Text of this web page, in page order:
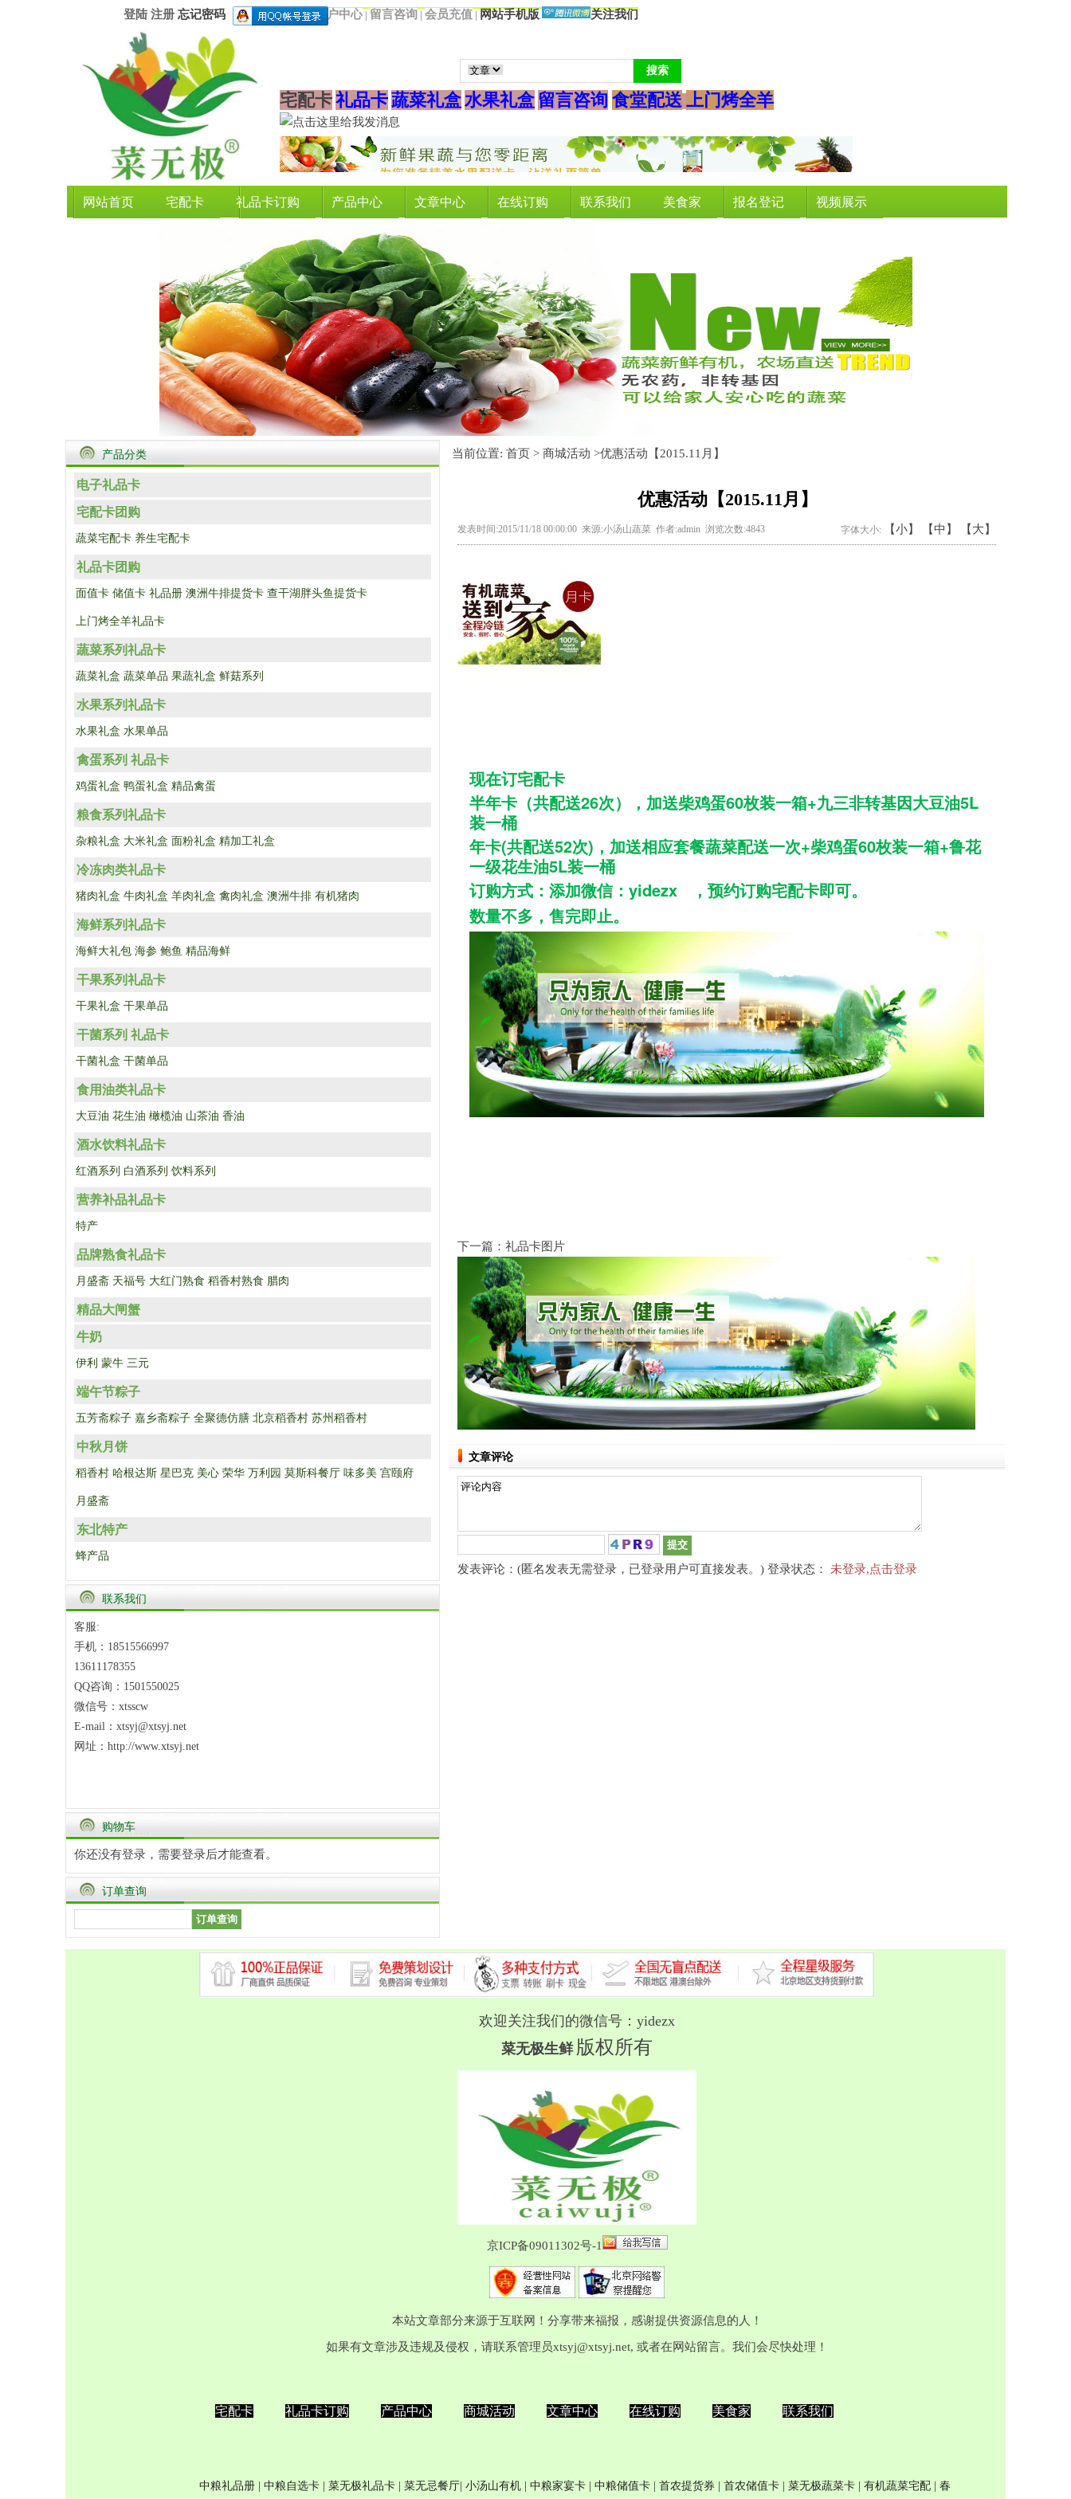
网站首页 宅配卡 礼品卡订购 产品中心 文章中心 在线订购 联系我们 美食家 报名登记 视频展示
登陆 注册 忘记密码 用户中心 | 留言咨询 | 会员充值 | 网站手机版 关注我们
宅配卡礼品卡蔬菜礼盒水果礼盒 留言咨询 食堂配送 上门烤全羊
产品分类
电子礼品卡
宅配卡团购
蔬菜宅配卡 养生宅配卡
礼品卡团购
面值卡 储值卡 礼品册 澳洲牛排提货卡 查干湖胖头鱼提货卡
上门烤全羊礼品卡
蔬菜系列礼品卡
蔬菜礼盒 蔬菜单品 果蔬礼盒 鲜菇系列
水果系列礼品卡
水果礼盒 水果单品
禽蛋系列 礼品卡
鸡蛋礼盒 鸭蛋礼盒 精品禽蛋
粮食系列礼品卡
杂粮礼盒 大米礼盒 面粉礼盒 精加工礼盒
冷冻肉类礼品卡
猪肉礼盒 牛肉礼盒 羊肉礼盒 禽肉礼盒 澳洲牛排 有机猪肉
海鲜系列礼品卡
海鲜大礼包 海参 鲍鱼 精品海鲜
干果系列礼品卡
干果礼盒 干果单品
干菌系列 礼品卡
干菌礼盒 干菌单品
食用油类礼品卡
大豆油 花生油 橄榄油 山茶油 香油
酒水饮料礼品卡
红酒系列 白酒系列 饮料系列
营养补品礼品卡
特产
品牌熟食礼品卡
月盛斋 天福号 大红门熟食 稻香村熟食 腊肉
精品大闸蟹
牛奶
伊利 蒙牛 三元
端午节粽子
五芳斋粽子 嘉乡斋粽子 全聚德仿膳 北京稻香村 苏州稻香村
中秋月饼
稻香村 哈根达斯 星巴克 美心 荣华 万利园 莫斯科餐厅 味多美 宫颐府
月盛斋
东北特产
蜂产品
联系我们
客服:
手机：18515566997
13611178355
QQ咨询：1501550025
微信号：xtsscw
E-mail：xtsyj@xtsyj.net
网址：http://www.xtsyj.net
购物车
你还没有登录，需要登录后才能查看。
订单查询
当前位置: 首页 > 商城活动 >优惠活动【2015.11月】
优惠活动【2015.11月】
发表时间:2015/11/18 00:00:00 来源:小汤山蔬菜 作者:admin 浏览次数:4843 字体大小: 【小】 【中】 【大】
现在订宅配卡
半年卡（共配送26次），加送柴鸡蛋60枚装一箱+九三非转基因大豆油5L
装一桶
年卡(共配送52次)，加送相应套餐蔬菜配送一次+柴鸡蛋60枚装一箱+鲁花
一级花生油5L装一桶
订购方式：添加微信：yidezx ，预约订购宅配卡即可。
数量不多，售完即止。
下一篇： 礼品卡图片
文章评论
发表评论：(匿名发表无需登录，已登录用户可直接发表。) 登录状态： 未登录,点击登录
欢迎关注我们的微信号：yidezx
菜无极生鲜 版权所有
京ICP备09011302号-1
本站文章部分来源于互联网！分享带来福报，感谢提供资源信息的人！
如果有文章涉及违规及侵权，请联系管理员xtsyj@xtsyj.net, 或者在网站留言。我们会尽快处理！
宅配卡 礼品卡订购 产品中心 商城活动 文章中心 在线订购 美食家 联系我们
中粮礼品册 中粮自选卡 | 菜无极礼品卡 | 菜无忌餐厅| 小汤山有机 中粮家宴卡 中粮储值卡 首农提货券 首农储值卡 | 菜无极蔬菜卡 有机蔬菜宅配 春